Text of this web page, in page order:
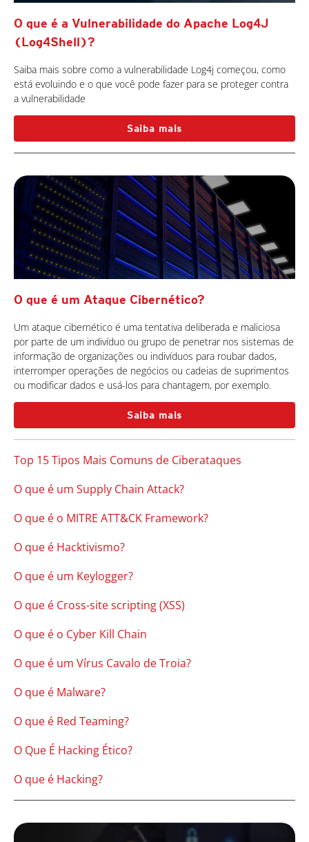
O que é a Vulnerabilidade do Apache Log4J
(Log4Shell)?
Saiba mais sobre como a vulnerabilidade Log4j começou, como
está evoluindo e o que você pode fazer para se proteger contra
a vulnerabilidade
Saiba mais
O que é um Ataque Cibernético?
Um ataque cibernético é uma tentativa deliberada e maliciosa
por parte de um indivíduo ou grupo de penetrar nos sistemas de
informação de organizações ou indivíduos para roubar dados,
interromper operações de negócios ou cadeias de suprimentos
ou modificar dados e usá-los para chantagem, por exemplo.
Saiba mais
Top 15 Tipos Mais Comuns de Ciberataques
O que é um Supply Chain Attack?
O que é o MITRE ATT&CK Framework?
O que é Hacktivismo?
O que é um Keylogger?
O que é Cross-site scripting (XSS)
O que é o Cyber Kill Chain
O que é um Vírus Cavalo de Troia?
O que é Malware?
O que é Red Teaming?
O Que É Hacking Ético?
O que é Hacking?